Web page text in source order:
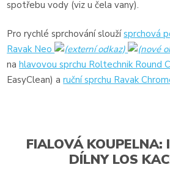
spotřebu vody (viz u čela vany).
Pro rychlé sprchování sloužísprchová
Ravak Neo
nahlavovou sprchu Roltechnik Round
EasyClean) aruční sprchu Ravak
FIALOVÁ KOUPELNA:
DÍLNY LOS